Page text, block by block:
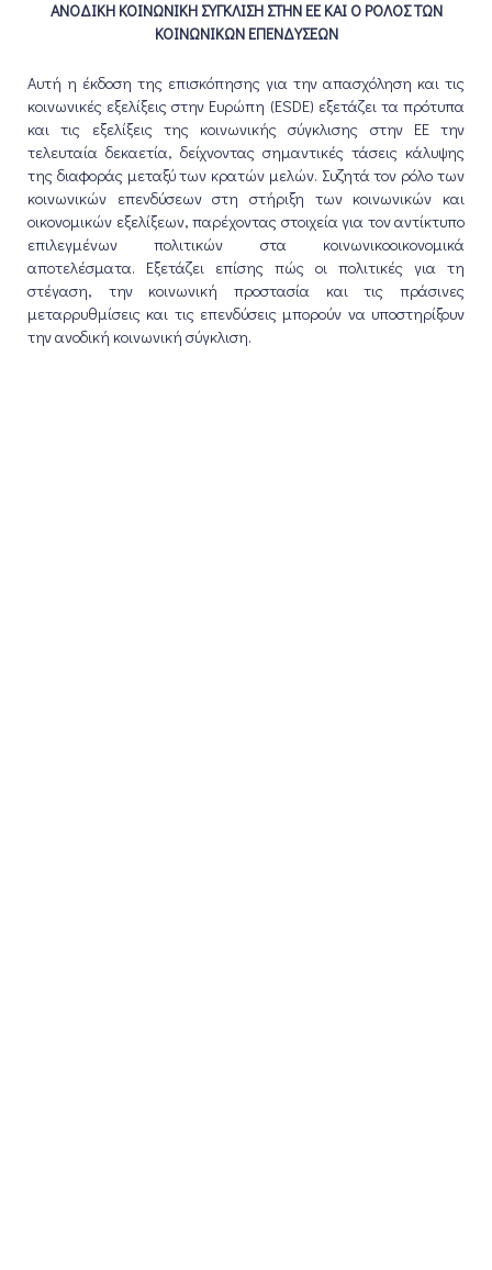
ΑΝΟΔΙΚΗ ΚΟΙΝΩΝΙΚΗ ΣΥΓΚΛΙΣΗ ΣΤΗΝ ΕΕ ΚΑΙ Ο ΡΟΛΟΣ ΤΩΝ
ΚΟΙΝΩΝΙΚΩΝ ΕΠΕΝΔΥΣΕΩΝ
Αυτή η έκδοση της επισκόπησης για την απασχόληση και τις
κοινωνικές εξελίξεις στην Ευρώπη (ESDE) εξετάζει τα πρότυπα
και τις εξελίξεις της κοινωνικής σύγκλισης στην ΕΕ την
τελευταία δεκαετία, δείχνοντας σημαντικές τάσεις κάλυψης
της διαφοράς μεταξύ των κρατών μελών. Συζητά τον ρόλο των
κοινωνικών επενδύσεων στη στήριξη των κοινωνικών και
οικονομικών εξελίξεων, παρέχοντας στοιχεία για τον αντίκτυπο
επιλεγμένων πολιτικών στα κοινωνικοοικονομικά
αποτελέσματα. Εξετάζει επίσης πώς οι πολιτικές για τη
στέγαση, την κοινωνική προστασία και τις πράσινες
μεταρρυθμίσεις και τις επενδύσεις μπορούν να υποστηρίξουν
την ανοδική κοινωνική σύγκλιση.